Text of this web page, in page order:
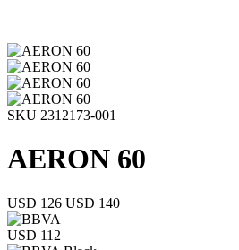
SKU 2312173-001
AERON 60
USD 126 USD 140
USD 112